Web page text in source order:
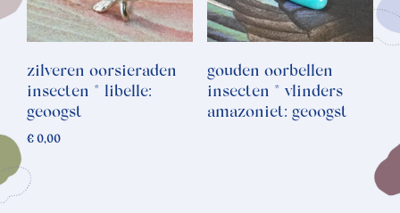
zilveren oorsieraden
insecten * libelle:
geoogst
€ 0,00
gouden oorbellen
insecten * vlinders
amazoniet: geoogst